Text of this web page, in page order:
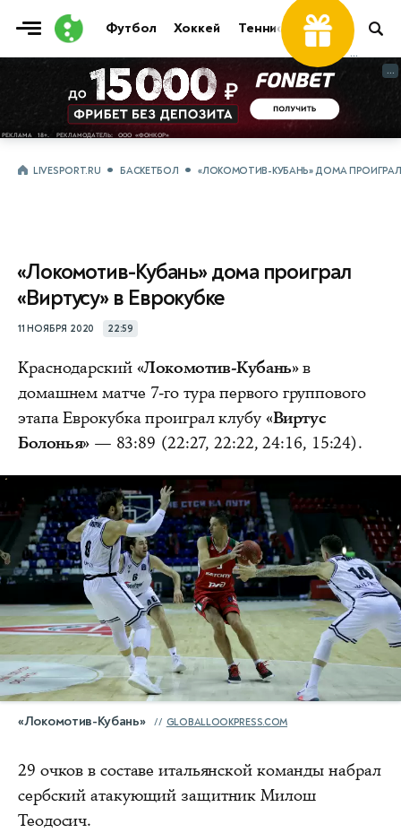
Футбол Хоккей Теннис Бои Прочие
...
...
LIVESPORT.RU БАСКЕТБОЛ «ЛОКОМОТИВ-КУБАНЬ» ДОМА ПРОИГРАЛ
«Локомотив-Кубань» дома проиграл
«Виртусу» в Еврокубке
11 НОЯБРЯ 2020 22:59
Краснодарский «Локомотив-Кубань»в
домашнем матче 7-го тура первого группового
этапа Еврокубка проиграл клубу «Виртус
Болонья»— 83:89 (22:27, 22:22, 24:16, 15:24).
«Локомотив-Кубань» GLOBALLOOKPRESS.COM
29 очков в составе итальянской команды набрал
сербский атакующий защитник Милош
Теодосич.